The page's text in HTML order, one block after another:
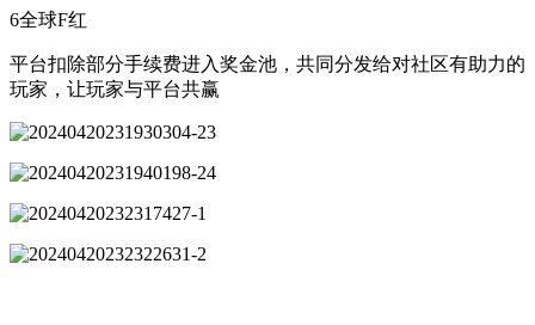
6全球F红
平台扣除部分手续费进入奖金池，共同分发给对社区有助力的
玩家，让玩家与平台共赢